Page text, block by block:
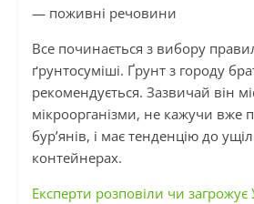
— поживні речовини
Все починається з вибору
ґрунтосуміші. Ґрунт з городу
рекомендується. Зазвичай він
мікроорганізми, не кажучи вже
бур’янів, і має тенденцію до
контейнерах.
Експерти розповіли чи загрожує